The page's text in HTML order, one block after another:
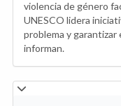
violencia de género
UNESCO lidera
problema y garantizar
informan.